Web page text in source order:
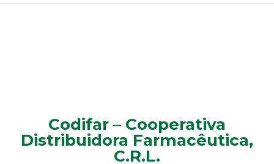
Codifar – Cooperativa
Distribuidora Farmacêutica,
C.R.L.